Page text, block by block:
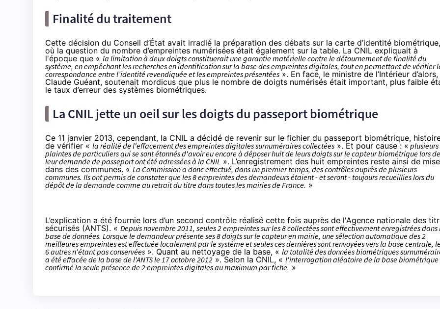
Finalité du traitement
Cette décision du Conseil d’État avait irradié la préparation des débats sur la carte d’identité biométrique,
où la question du nombre d’empreintes numérisées était également sur la table. La CNIL expliquait à
l'époque que « la limitation à deux doigts constituerait une garantie matérielle contre le détournement de finalité du
système, en empêchant les recherches en identification sur la base des empreintes digitales, tout en permettant de vérifier
correspondance entre l’identité revendiquée et les empreintes présentées ». En face, le ministre de l’Intérieur d’alors,
Claude Guéant, soutenait mordicus que plus le nombre de doigts numérisés était important, plus faible
le taux d’erreur des systèmes biométriques.
La CNIL jette un oeil sur les doigts du passeport biométrique
Ce 11 janvier 2013, cependant, la CNIL a décidé de revenir sur le fichier du passeport biométrique,
de vérifier « la réalité de l'effacement des empreintes digitales surnuméraires collectées ». Et pour cause : « plusieurs
plaintes de particuliers qui se sont étonnés d'avoir eu encore à déposer huit de leurs doigts sur le capteur biométrique lors de
leur demande de passeport ont été adressées à la CNIL ». L’enregistrement des huit empreintes reste ainsi de mise
dans des communes. « La Commission a donc effectué, dans un premier temps, des contrôles auprès de plusieurs
communes. Ils ont permis de constater que les 8 empreintes des demandeurs étaient - et seront - toujours recueillies lors du
dépôt de la demande comme au retrait du titre dans toutes les mairies de France. »
L’explication a été fournie lors d’un second contrôle réalisé cette fois auprès de l'Agence nationale des
sécurisés (ANTS). « Depuis novembre 2011, seules 2 empreintes sur les 8 collectées sont effectivement enregistrées dans
base de données. Lorsque le demandeur présente ses 8 doigts sur le capteur en mairie, une sélection automatique des 2
meilleures empreintes est effectuée localement par le système et seules ces dernières sont renvoyées vers la base centrale,
6 autres n'étant pas conservées ». Quant au nettoyage de la base, « la totalité des données biométriques
a été effacée de la base de l'ANTS le 17 octobre 2012». Selon la CNIL, « l'interrogation aléatoire de la base biométrique
confirmé la seule présence de 2 empreintes digitales au maximum par fiche. »